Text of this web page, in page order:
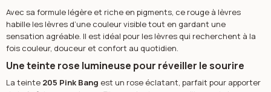
Avec sa formule légère et riche en pigments, ce rouge à lèvres
habille les lèvres d’une couleur visible tout en gardant une
sensation agréable. Il est idéal pour les lèvres qui recherchent à la
fois couleur, douceur et confort au quotidien.
Une teinte rose lumineuse pour réveiller le sourire
La teinte 205 Pink Bang est un rose éclatant, parfait pour apporter